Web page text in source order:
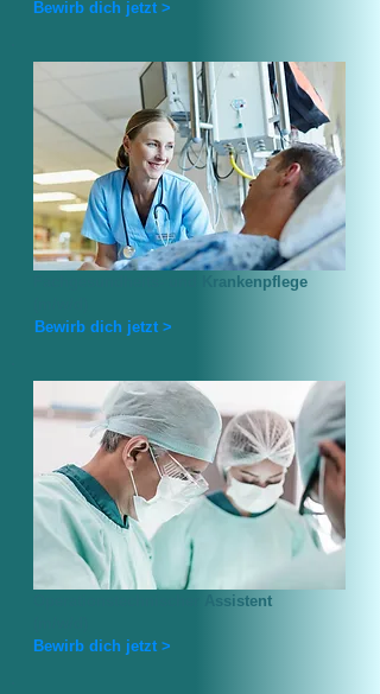
Bewirb dich jetzt >
Fachgesundheits- und Krankenpflege
Bewirb dich jetzt >
Operationstechnischer Assistent
Bewirb dich jetzt >